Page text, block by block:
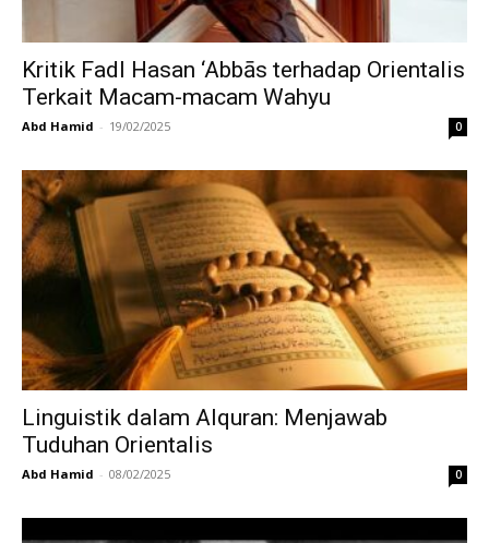
Kritik Fadl Hasan ‘Abbās terhadap Orientalis
Terkait Macam-macam Wahyu
Abd Hamid - 19/02/2025 0
Linguistik dalam Alquran: Menjawab
Tuduhan Orientalis
Abd Hamid - 08/02/2025 0